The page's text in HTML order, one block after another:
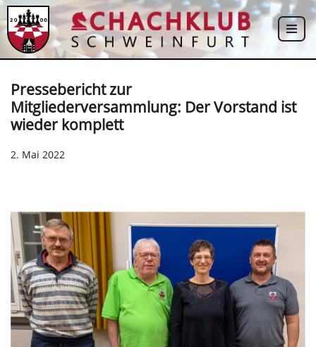
Zum
Inhalt
Pressebericht zur
Mitgliederversammlung: Der Vorstand ist
wieder komplett
2. Mai 2022